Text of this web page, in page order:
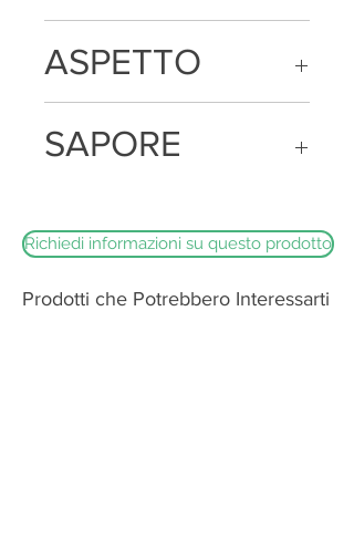
ASPETTO
Crosta liscia, sottile, lucida, non edibile.
Occhiatura leggera e/o sfoglietta
SAPORE
stagionatura
Richiedi informazioni su questo prodotto
Prodotti che Potrebbero Interessarti